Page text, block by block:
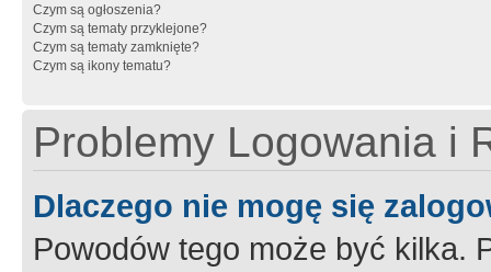
Czym są ogłoszenia?
Czym są tematy przyklejone?
Czym są tematy zamknięte?
Czym są ikony tematu?
Problemy Logowania i
Dlaczego nie mogę się
Powodów tego może być kilka.